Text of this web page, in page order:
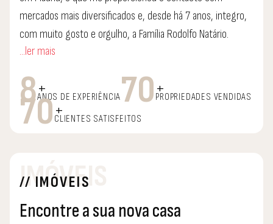
mercados mais diversificados e, desde há 7 anos, integro,
com muito gosto e orgulho, a Família Rodolfo Natário.
Acredito que o lema da equipa Casas são Paixões nos
É para mim um prazer ajudar o cliente a encontrar a Casa
certa para o seu Lar perfeito.
...ler mais
8+
ANOS DE EXPERIÊNCIA70+
PROPRIEDADES VENDIDAS
70+
CLIENTES SATISFEITOS
// IMÓVEIS
IMÓVEIS
Encontre a sua nova casa